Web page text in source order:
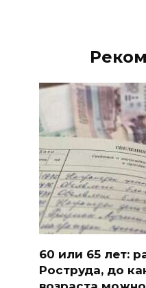
60 или 65 лет:
Роструда, до